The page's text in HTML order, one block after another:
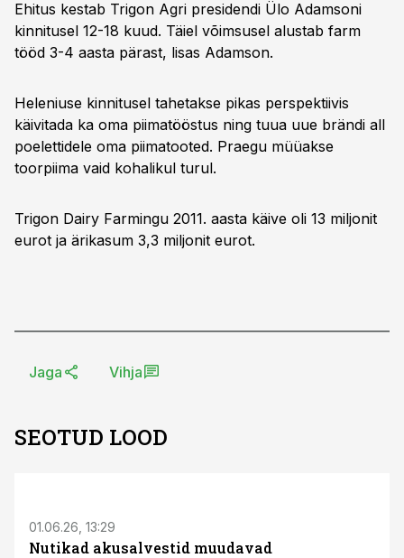
Ehitus kestab Trigon Agri presidendi Ülo Adamsoni
kinnitusel 12-18 kuud. Täiel võimsusel alustab farm
tööd 3-4 aasta pärast, lisas Adamson.
Heleniuse kinnitusel tahetakse pikas perspektiivis
käivitada ka oma piimatööstus ning tuua uue brändi all
poelettidele oma piimatooted. Praegu müüakse
toorpiima vaid kohalikul turul.
Trigon Dairy Farmingu 2011. aasta käive oli 13 miljonit
eurot ja ärikasum 3,3 miljonit eurot.
Jaga Vihja
SEOTUD LOOD
01.06.26, 13:29
Nutikad akusalvestid muudavad